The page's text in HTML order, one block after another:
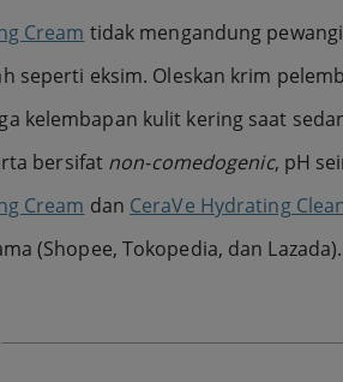
Cream tidak mengandung
seperti eksim. Oleskan krim
kelembapan kulit kering saat
bersifat non-comedogenic, pH
Cream dan CeraVe Hydrating
(Shopee, Tokopedia, dan Lazada).